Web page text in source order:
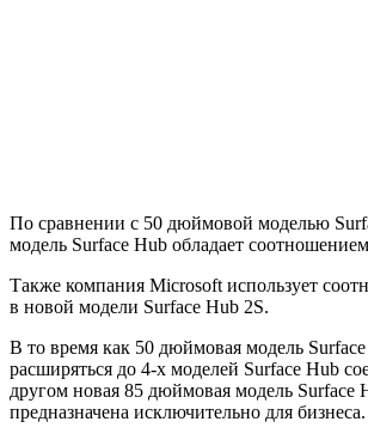
По сравнении с 50 дюймовой моделью
модель Surface Hub обладает
Также компания Microsoft использует
в новой модели Surface Hub 2S.
В то время как 50 дюймовая модель
расширяться до 4-х моделей Surface Hub
другом новая 85 дюймовая модель Surface
предназначена исключительно для бизнеса.